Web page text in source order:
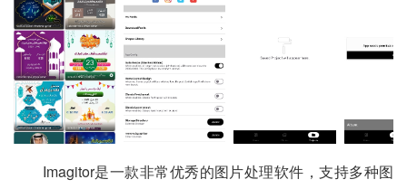
Imagitor是一款非常优秀的图片处理软件，支持多种图